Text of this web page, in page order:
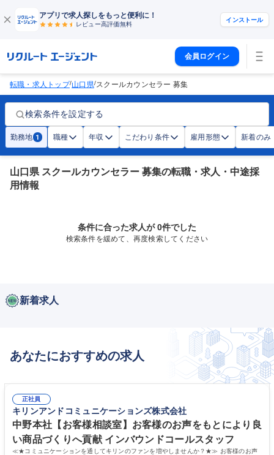
アプリで求人探しをもっと便利に！
レビュー高評価無料
インストール
会員ログイン
転職・求人トップ/山口県/スクールカウンセラー 募集
検索条件を設定する
勤務地 1 職種 年収 こだわり条件 雇用形態 新着のみ
山口県 スクールカウンセラー 募集の転職・求人・中途採
用情報
条件に合った求人が 0件でした
検索条件を緩めて、再度検索してください
新着求人
あなたにおすすめの求人
正社員
キリンアンドコミュニケーションズ株式会社
中野本社【お客様相談室】お客様のお声をもとにより良
い商品づくりへ貢献 インバウンドコールスタッフ
≪★コミュニケーションを通してキリンのファンを増やしませんか？★≫ お客様のお声